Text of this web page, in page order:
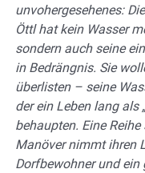
unvohergesehenes:
Öttl hat kein Wasser
sondern auch seine
in Bedrängnis. Sie
überlisten – seine
der ein Leben lang als
behaupten. Eine
Manöver nimmt ihren
Dorfbewohner und